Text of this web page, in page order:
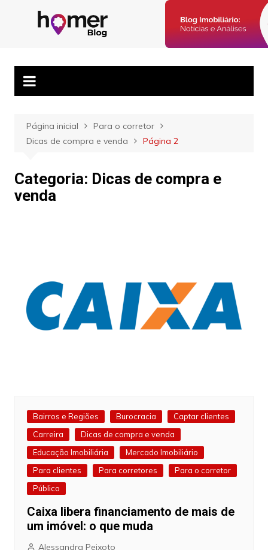
Blog Homer:
Mercado
Imobiliário,
Posts semanais sobre o mercado imobiliário e dicas para
corretores imobiliários encontrarem parceiros e venderem mais.
Página inicial
Para o corretor
Dicas de compra e venda
Página 2
Categoria: Dicas de compra e
venda
Bairros e Regiões Burocracia
Captar clientes
Carreira
Dicas de compra e venda
Educação Imobiliária
Mercado Imobiliário
Para clientes
Para corretores
Para o corretor
Público
Caixa libera financiamento de mais de
um imóvel: o que muda
Alessandra Peixoto